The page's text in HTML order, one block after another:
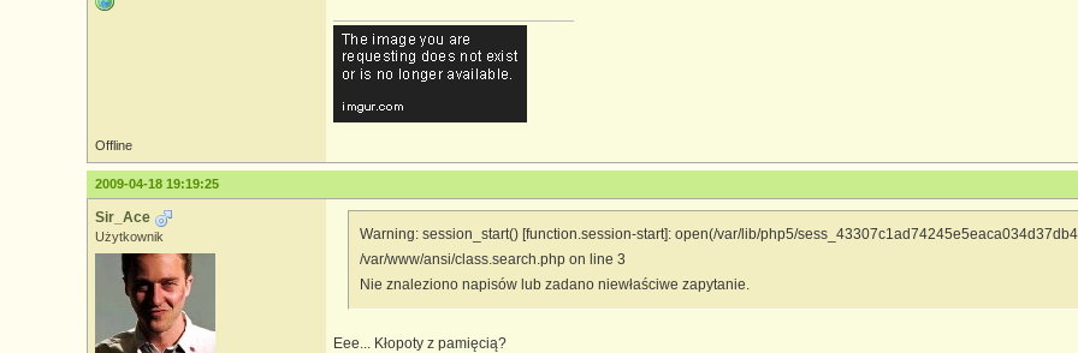
Offline
2009-04-18 19:19:25
Sir_Ace
Użytkownik
Warning: session_start() [function.session-start]: open(/var/lib/php5/
/var/www/ansi/class.search.php on line 3
Nie znaleziono napisów lub zadano niewłaściwe zapytanie.
Eee... Kłopoty z pamięcią?